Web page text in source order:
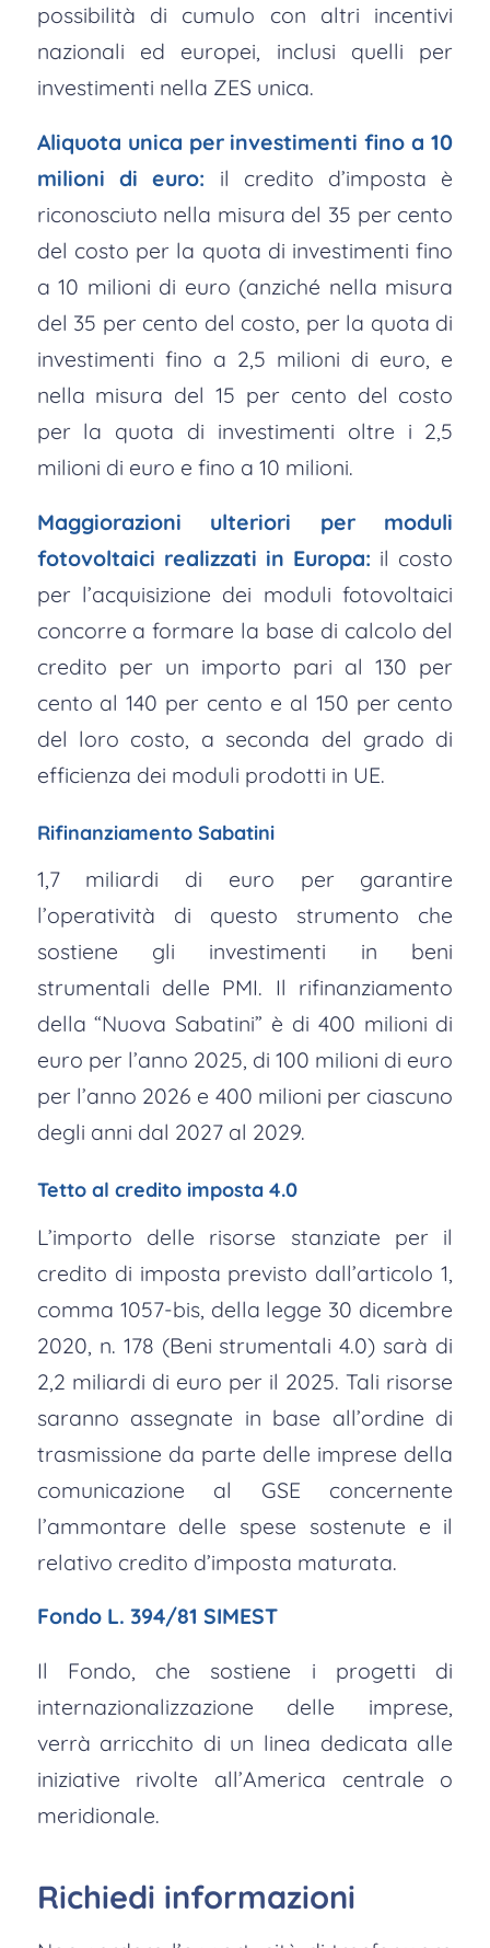
possibilità di cumulo con altri incentivi
nazionali ed europei, inclusi quelli per
investimenti nella ZES unica.
Aliquota unica per investimenti fino a 10
milioni di euro: il credito d’imposta è
riconosciuto nella misura del 35 per cento
del costo per la quota di investimenti fino
a 10 milioni di euro (anziché nella misura
del 35 per cento del costo, per la quota di
investimenti fino a 2,5 milioni di euro, e
nella misura del 15 per cento del costo
per la quota di investimenti oltre i 2,5
milioni di euro e fino a 10 milioni.
Maggiorazioni ulteriori per moduli
fotovoltaici realizzati in Europa: il costo
per l’acquisizione dei moduli fotovoltaici
concorre a formare la base di calcolo del
credito per un importo pari al 130 per
cento al 140 per cento e al 150 per cento
del loro costo, a seconda del grado di
efficienza dei moduli prodotti in UE.
Rifinanziamento Sabatini
1,7 miliardi di euro per garantire
l’operatività di questo strumento che
sostiene gli investimenti in beni
strumentali delle PMI. Il rifinanziamento
della “Nuova Sabatini” è di 400 milioni di
euro per l’anno 2025, di 100 milioni di euro
per l’anno 2026 e 400 milioni per ciascuno
degli anni dal 2027 al 2029.
Tetto al credito imposta 4.0
L’importo delle risorse stanziate per il
credito di imposta previsto dall’articolo 1,
comma 1057-bis, della legge 30 dicembre
2020, n. 178 (Beni strumentali 4.0) sarà di
2,2 miliardi di euro per il 2025. Tali risorse
saranno assegnate in base all’ordine di
trasmissione da parte delle imprese della
comunicazione al GSE concernente
l’ammontare delle spese sostenute e il
relativo credito d’imposta maturata.
Fondo L. 394/81 SIMEST
Il Fondo, che sostiene i progetti di
internazionalizzazione delle imprese,
verrà arricchito di un linea dedicata alle
iniziative rivolte all’America centrale o
meridionale.
Richiedi informazioni